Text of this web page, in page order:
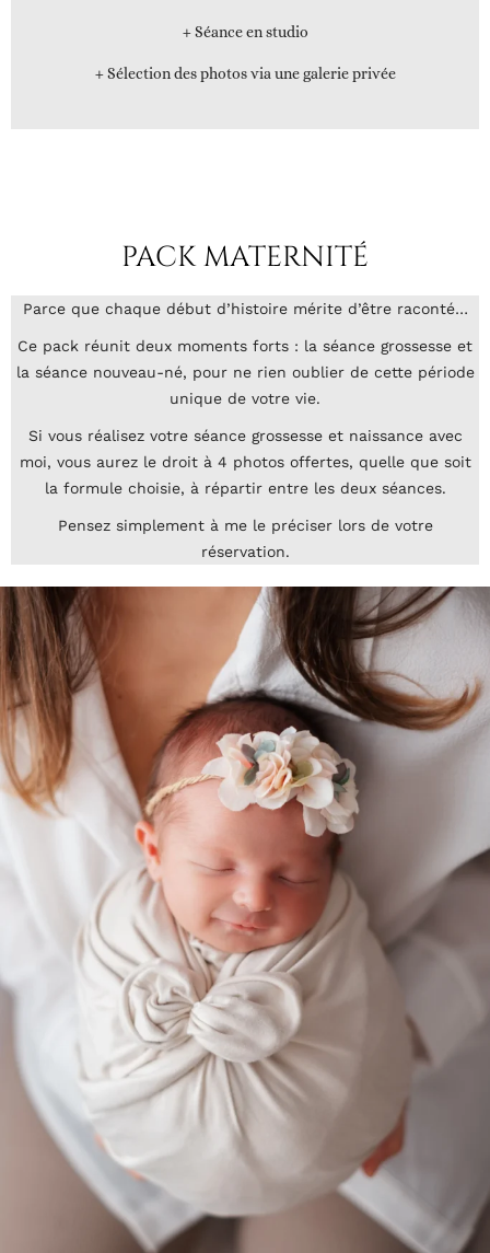
+ Séance en studio
+ Sélection des photos via une galerie privée
PACK MATERNITÉ
Parce que chaque début d’histoire mérite d’être raconté…
Ce pack réunit deux moments forts : la séance grossesse et
la séance nouveau-né, pour ne rien oublier de cette période
unique de votre vie.
Si vous réalisez votre séance grossesse et naissance avec
moi, vous aurez le droit à 4 photos offertes, quelle que soit
la formule choisie, à répartir entre les deux séances.
Pensez simplement à me le préciser lors de votre
réservation.